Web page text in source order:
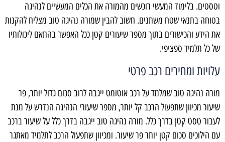
וטסטים. בלימוד המעשי רוכשים מהמורה את הכלים המעשיים לנהיגה
בטוחה בתנאי שטח משתנים. חשוב להבין שמורה נהיגה טוב מצליח להקנות
את הידע והכישורים בתוך מספר שיעורים קטן ככל האפשר בהתאם ליכולותיו
של כל תלמיד ספציפי.
עלויות ומחירים רכב פרטי
מורה נהיגה טוב שמלמד על רכב אוטומט ייגבה לרוב סכום גדול יותר, פר
שיעור מכיוון שתפעול הרכב קל יותר, מספר שיעורי הנהיגה הנדרש על מנת
לעבור טסט קטן בדרך כלל. מורה נהיגה טוב ייגבה בדרך כלל על שיעור ברכב
עם הילוכים סכום קטן יותר פר שיעור. ומכיוון שתפעול הרכב לתלמיד מאתגר